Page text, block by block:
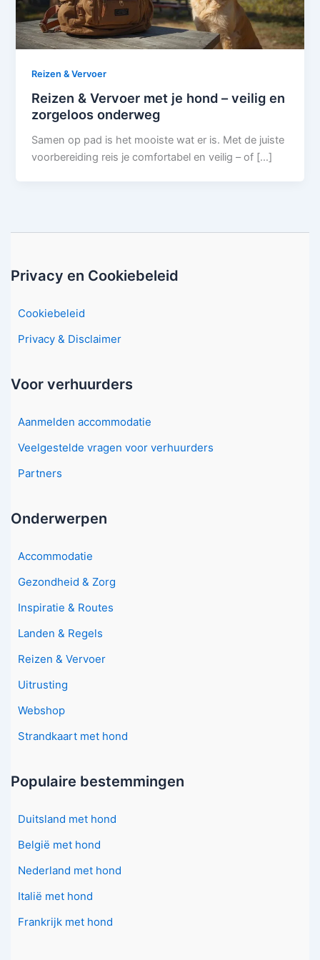
Reizen & Vervoer
Reizen & Vervoer met je hond – veilig en
zorgeloos onderweg
Samen op pad is het mooiste wat er is. Met de juiste
voorbereiding reis je comfortabel en veilig – of […]
Privacy en Cookiebeleid
Cookiebeleid
Privacy & Disclaimer
Voor verhuurders
Aanmelden accommodatie
Veelgestelde vragen voor verhuurders
Partners
Onderwerpen
Accommodatie
Gezondheid & Zorg
Inspiratie & Routes
Landen & Regels
Reizen & Vervoer
Uitrusting
Webshop
Strandkaart met hond
Populaire bestemmingen
Duitsland met hond
België met hond
Nederland met hond
Italië met hond
Frankrijk met hond